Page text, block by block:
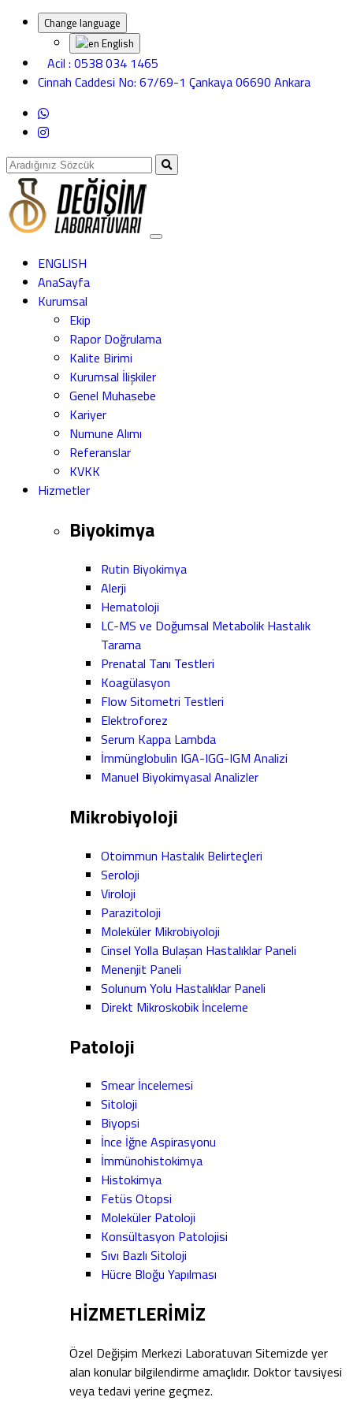
Change language
English
Acil : 0538 034 1465
Cinnah Caddesi No: 67/69-1 Çankaya 06690 Ankara
ENGLISH
AnaSayfa
Kurumsal
Ekip
Rapor Doğrulama
Kalite Birimi
Kurumsal İlişkiler
Genel Muhasebe
Kariyer
Numune Alımı
Referanslar
KVKK
Hizmetler
Biyokimya
Rutin Biyokimya
Alerji
Hematoloji
LC-MS ve Doğumsal Metabolik Hastalık
Tarama
Prenatal Tanı Testleri
Koagülasyon
Flow Sitometri Testleri
Elektroforez
Serum Kappa Lambda
İmmünglobulin IGA-IGG-IGM Analizi
Manuel Biyokimyasal Analizler
Mikrobiyoloji
Otoimmun Hastalık Belirteçleri
Seroloji
Viroloji
Parazitoloji
Moleküler Mikrobiyoloji
Cinsel Yolla Bulaşan Hastalıklar Paneli
Menenjit Paneli
Solunum Yolu Hastalıklar Paneli
Direkt Mikroskobik İnceleme
Patoloji
Smear İncelemesi
Sitoloji
Biyopsi
İnce İğne Aspirasyonu
İmmünohistokimya
Histokimya
Fetüs Otopsi
Moleküler Patoloji
Konsültasyon Patolojisi
Sıvı Bazlı Sitoloji
Hücre Bloğu Yapılması
HİZMETLERİMİZ
Özel Değişim Merkezi Laboratuvarı Sitemizde yer
alan konular bilgilendirme amaçlıdır. Doktor tavsiyesi
veya tedavi yerine geçmez.